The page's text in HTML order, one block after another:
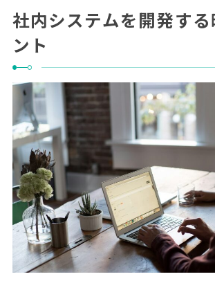
社内システムを開発する
ント